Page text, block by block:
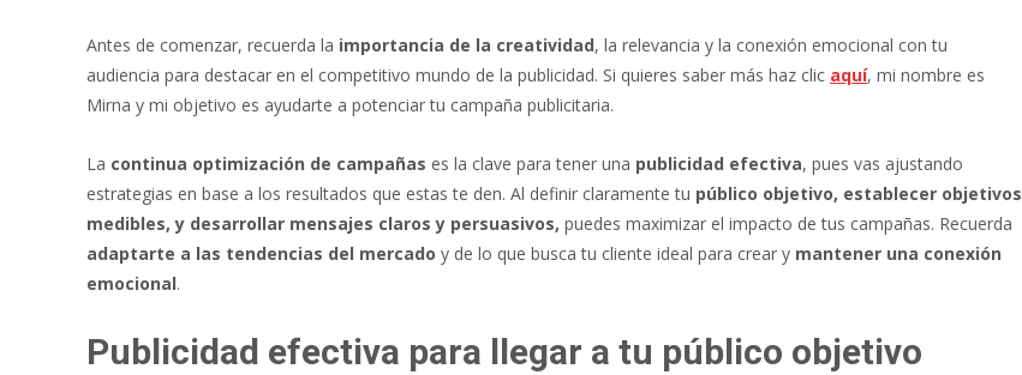
Antes de comenzar, recuerda la importancia de la creatividad, la relevancia y la conexión emocional con tu
audiencia para destacar en el competitivo mundo de la publicidad. Si quieres saber más haz clic aquí, mi nombre es
Mirna y mi objetivo es ayudarte a potenciar tu campaña publicitaria.
La continua optimización de campañas es la clave para tener una publicidad efectiva, pues vas ajustando
estrategias en base a los resultados que estas te den. Al definir claramente tu público objetivo, establecer objetivos
medibles, y desarrollar mensajes claros y persuasivos, puedes maximizar el impacto de tus campañas. Recuerda
adaptarte a las tendencias del mercado y de lo que busca tu cliente ideal para crear y mantener una conexión
emocional.
Publicidad efectiva para llegar a tu público objetivo